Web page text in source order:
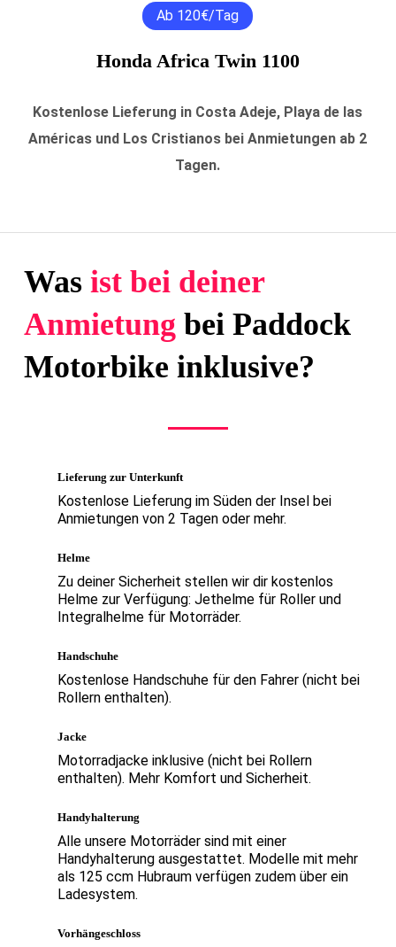
Ab 120€/Tag
Honda Africa Twin 1100
Kostenlose Lieferung in Costa Adeje, Playa de las
Américas und Los Cristianos bei Anmietungen ab 2
Tagen.
Was ist bei deiner
Anmietung bei Paddock
Motorbike inklusive?
Lieferung zur Unterkunft
Kostenlose Lieferung im Süden der Insel bei
Anmietungen von 2 Tagen oder mehr.
Helme
Zu deiner Sicherheit stellen wir dir kostenlos
Helme zur Verfügung: Jethelme für Roller und
Integralhelme für Motorräder.
Handschuhe
Kostenlose Handschuhe für den Fahrer (nicht bei
Rollern enthalten).
Jacke
Motorradjacke inklusive (nicht bei Rollern
enthalten). Mehr Komfort und Sicherheit.
Handyhalterung
Alle unsere Motorräder sind mit einer
Handyhalterung ausgestattet. Modelle mit mehr
als 125 ccm Hubraum verfügen zudem über ein
Ladesystem.
Vorhängeschloss